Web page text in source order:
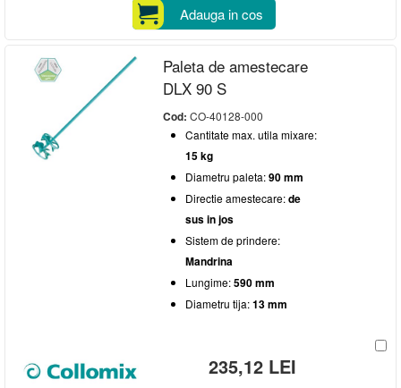
Adauga in cos
Paleta de amestecare
DLX 90 S
Cod:CO-40128-000
Cantitate max. utila mixare:
15 kg
Diametru paleta:90 mm
Directie amestecare:de
sus in jos
Sistem de prindere:
Mandrina
Lungime:590 mm
Diametru tija:13 mm
235,12 LEI